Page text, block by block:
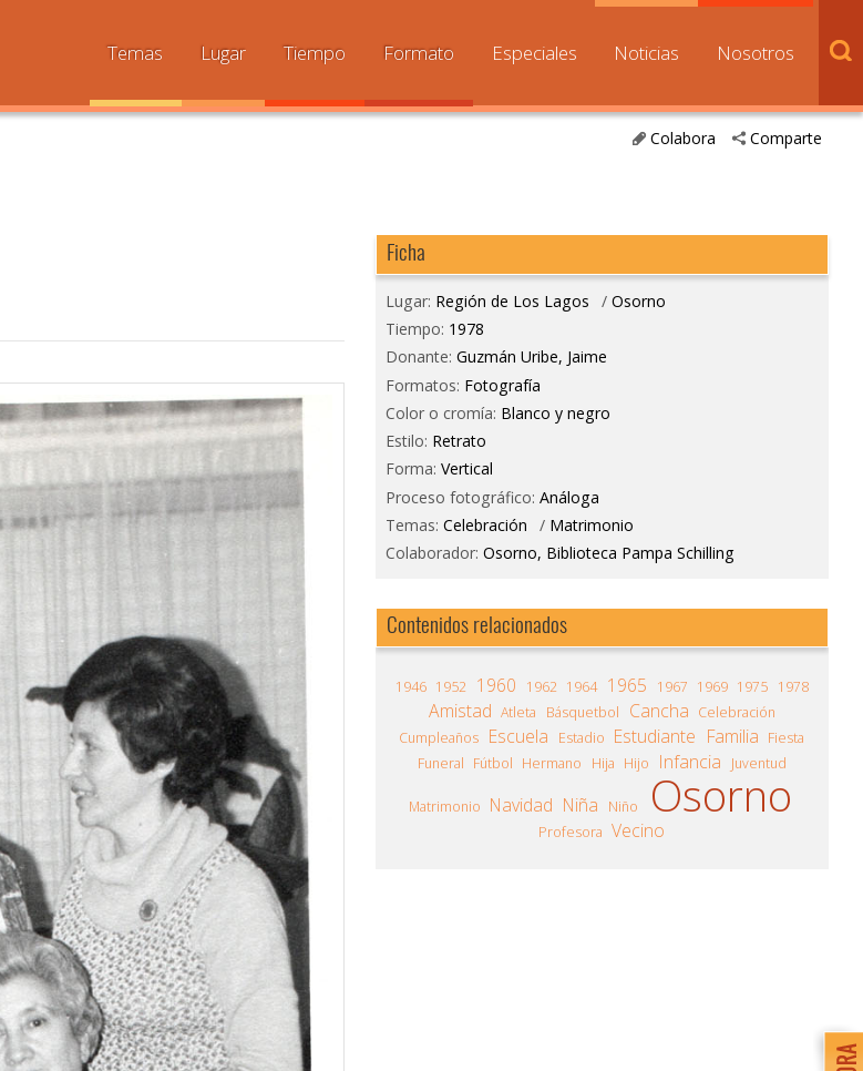
Temas Lugar Tiempo Formato Especiales Noticias Nosotros
Comparte
Colabora
Ficha
Lugar: Región de Los Lagos / Osorno
Tiempo: 1978
Donante: Guzmán Uribe, Jaime
Formatos: Fotografía
Color o cromía: Blanco y negro
Estilo: Retrato
Forma: Vertical
Proceso fotográfico: Análoga
Temas: Celebración / Matrimonio
Colaborador: Osorno, Biblioteca Pampa Schilling
Contenidos relacionados
1946 1952 1960 1962 1964 1965 1967 1969 1975 1978
Amistad Atleta Básquetbol Cancha Celebración
Cumpleaños Escuela Estadio Estudiante Familia Fiesta
Funeral Fútbol Hermano Hija Hijo Infancia Juventud
Matrimonio Navidad Niña Niño Osorno
Profesora Vecino